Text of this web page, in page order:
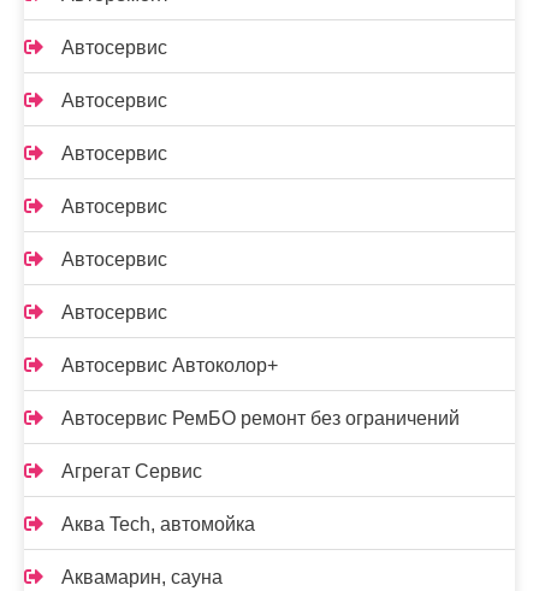
Автосервис
Автосервис
Автосервис
Автосервис
Автосервис
Автосервис
Автосервис Автоколор+
Автосервис РемБО ремонт без ограничений
Агрегат Сервис
Аква Tech, автомойка
Аквамарин, сауна